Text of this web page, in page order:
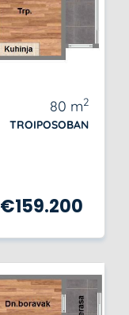
80 m2
TROIPOSOBAN
€159.200